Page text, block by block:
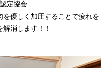
定協会
優しく加圧することで疲れを
消します！！